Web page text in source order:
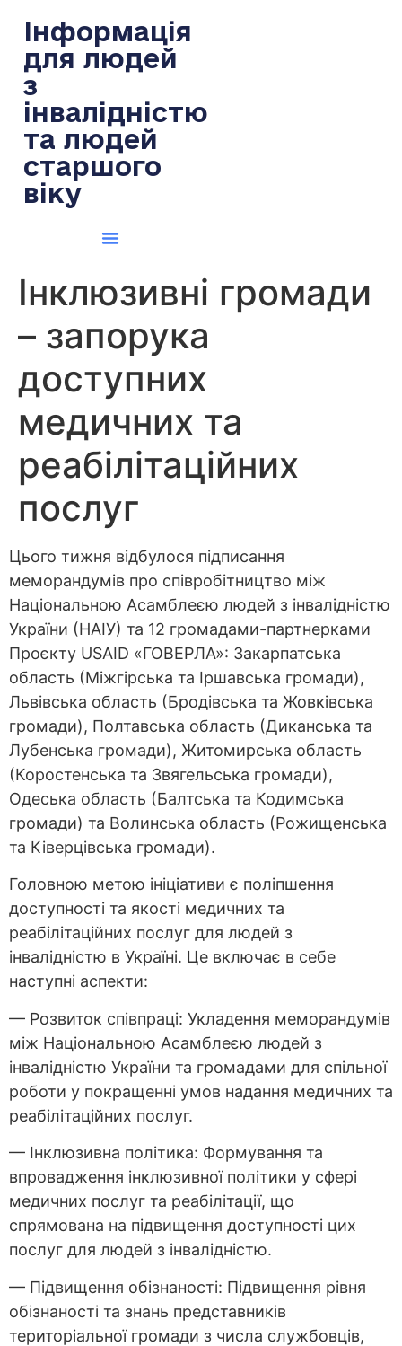
Інформація
для людей
з
інвалідністю
та людей
старшого
віку
Інклюзивні громади
– запорука
доступних
медичних та
реабілітаційних
послуг
Цього тижня відбулося підписання
меморандумів про співробітництво між
Національною Асамблеєю людей з інвалідністю
України (НАІУ) та 12 громадами-партнерками
Проєкту USAID «ГОВЕРЛА»: Закарпатська
область (Міжгірська та Іршавська громади),
Львівська область (Бродівська та Жовківська
громади), Полтавська область (Диканська та
Лубенська громади), Житомирська область
(Коростенська та Звягельська громади),
Одеська область (Балтська та Кодимська
громади) та Волинська область (Рожищенська
та Ківерцівська громади).
Головною метою ініціативи є поліпшення
доступності та якості медичних та
реабілітаційних послуг для людей з
інвалідністю в Україні. Це включає в себе
наступні аспекти:
— Розвиток співпраці: Укладення меморандумів
між Національною Асамблеєю людей з
інвалідністю України та громадами для спільної
роботи у покращенні умов надання медичних та
реабілітаційних послуг.
— Інклюзивна політика: Формування та
впровадження інклюзивної політики у сфері
медичних послуг та реабілітації, що
спрямована на підвищення доступності цих
послуг для людей з інвалідністю.
— Підвищення обізнаності: Підвищення рівня
обізнаності та знань представників
територіальної громади з числа службовців,